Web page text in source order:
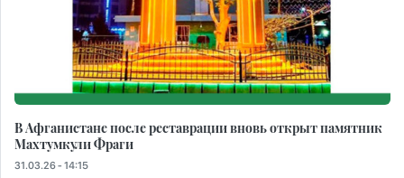
В Афганистане после реставрации вновь открыт памятник
Махтумкули Фраги
31.03.26 - 14:15